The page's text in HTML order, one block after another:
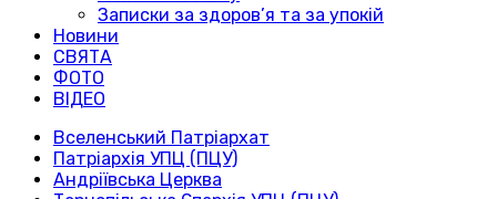
Записки за здоров’я та за упокій
Новини
СВЯТА
ФОТО
ВІДЕО
Вселенський Патріархат
Патріархія УПЦ (ПЦУ)
Андріївська Церква